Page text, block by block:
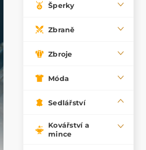
Šperky
Zbraně
Zbroje
Móda
Sedlářství
Kovářství a
mince